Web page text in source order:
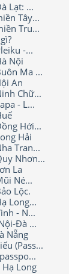
Lạt: ...
Tây...
Tru...
-...
Nội
Ma ...
An
Chữ...
- L...
Hới...
Hải
Tran...
Nhơn...
La
Né...
Lộc.
Long...
- N...
Đà ...
Nẵng
(Pass...
Long